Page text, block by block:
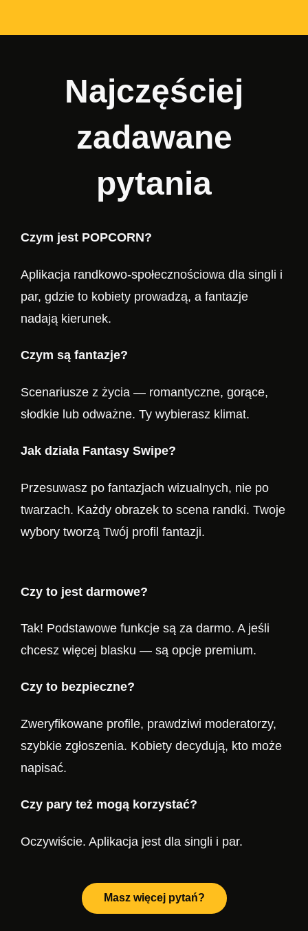
Najczęściej
zadawane
pytania
Czym jest POPCORN?
Aplikacja randkowo-społecznościowa dla singli i
par, gdzie to kobiety prowadzą, a fantazje
nadają kierunek.
Czym są fantazje?
Scenariusze z życia — romantyczne, gorące,
słodkie lub odważne. Ty wybierasz klimat.
Jak działa Fantasy Swipe?
Przesuwasz po fantazjach wizualnych, nie po
twarzach. Każdy obrazek to scena randki. Twoje
wybory tworzą Twój profil fantazji.
Czy to jest darmowe?
Tak! Podstawowe funkcje są za darmo. A jeśli
chcesz więcej blasku — są opcje premium.
Czy to bezpieczne?
Zweryfikowane profile, prawdziwi moderatorzy,
szybkie zgłoszenia. Kobiety decydują, kto może
napisać.
Czy pary też mogą korzystać?
Oczywiście. Aplikacja jest dla singli i par.
Masz więcej pytań?